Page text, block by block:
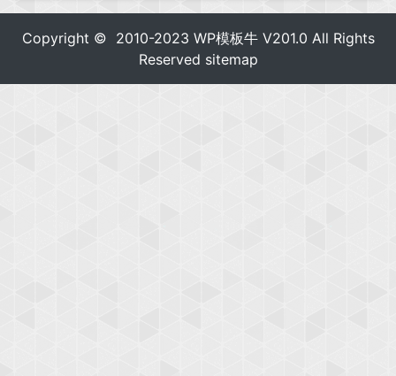
Copyright © 2010-2023 WP模板牛V201.0 All Rights
Reserved sitemap